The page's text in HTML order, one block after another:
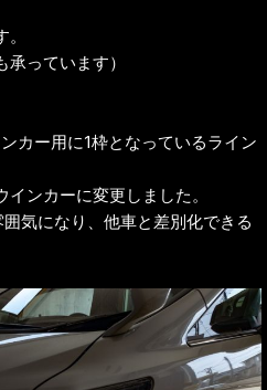
承っています）
カー用に1枠となっているライン
ンカーに変更しました。
気になり、他車と差別化できる